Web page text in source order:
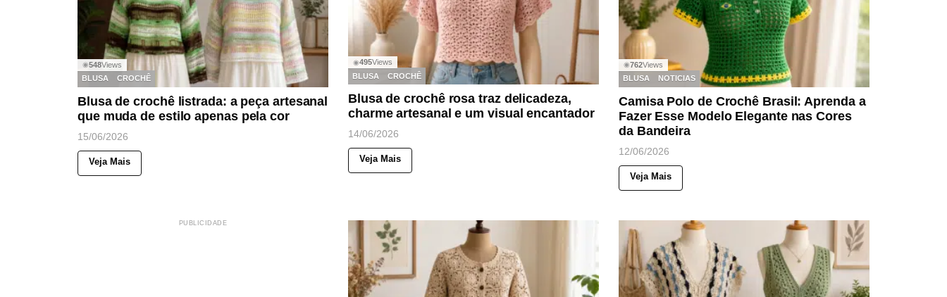
◉548Views
BLUSA
CROCHÊ
Blusa de crochê listrada: a peça artesanal
que muda de estilo apenas pela cor
15/06/2026
Veja Mais
◉495Views
BLUSA
CROCHÊ
Blusa de crochê rosa traz delicadeza,
charme artesanal e um visual encantador
14/06/2026
Veja Mais
◉762Views
BLUSA
NOTICIAS
Camisa Polo de Crochê Brasil: Aprenda a
Fazer Esse Modelo Elegante nas Cores
da Bandeira
12/06/2026
Veja Mais
PUBLICIDADE